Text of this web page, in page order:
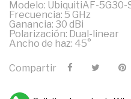
Modelo: UbiquitiAF-5G30-
Frecuencia: 5 GHz
Ganancia: 30 dBi
Polarización: Dual-linear
Ancho de haz: 45°
Compartir